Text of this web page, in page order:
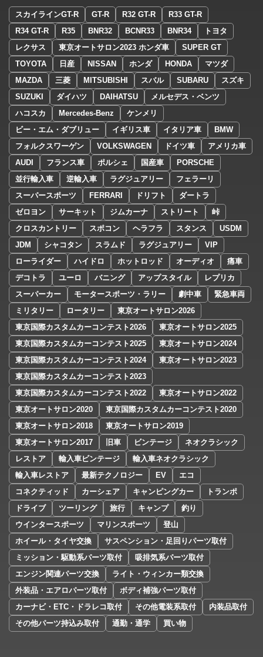
スカイラインGT-R GT-R R32 GT-R
R33 GT-R
R34 GT-R
R35 BNR32 BCNR33 BNR34
トヨタ
レクサス
東京オートサロン2023 ホンダ車
SUPER GT
TOYOTA
日産 NISSAN ホンダ HONDA
マツダ
MAZDA
三菱 MITSUBISHI スバル SUBARU
スズキ
SUZUKI
ダイハツ DAIHATSU
メルセデス・ベンツ
ハコスカ
Mercedes-Benz
ケンメリ
ビー・エム・ダブリュー
イギリス車 イタリア車
BMW
フォルクスワーゲン
VOLKSWAGEN ドイツ車
アメリカ車
AUDI
フランス車 ポルシェ 国産車
PORSCHE
並行輸入車
逆輸入車 ラグジュアリー
フェラーリ
スーパースポーツ
FERRARI ドリフト
ダートラ
ゼロヨン
サーキット ジムカーナ ストリート
峠
クロスカントリー
スポコン ヘラフラ スタンス
USDM
JDM
シャコタン スラムド ラグジュアリー
VIP
ローライダー
ハイドロ ホットロッド オーディオ
痛車
デコトラ
ユーロ バニング アップスタイル
レプリカ
スーパーカー
モータースポーツ・ラリー 劇中車
緊急車両
ミリタリー
ロータリー
東京オートサロン2026
東京国際カスタムカーコンテスト2026
東京オートサロン2025
東京国際カスタムカーコンテスト2025
東京オートサロン2024
東京国際カスタムカーコンテスト2024
東京オートサロン2023
東京国際カスタムカーコンテスト2023
東京国際カスタムカーコンテスト2022
東京オートサロン2022
東京オートサロン2020
東京国際カスタムカーコンテスト2020
東京オートサロン2018
東京オートサロン2019
東京オートサロン2017
旧車 ビンテージ
ネオクラシック
レストア
輸入車ビンテージ
輸入車ネオクラシック
輸入車レストア
最新テクノロジー EV
エコ
コネクティッド
カーシェア キャンピングカー
トランポ
ドライブ
ツーリング 旅行 キャンプ
釣り
ウインタースポーツ
マリンスポーツ
登山
ホイール・タイヤ交換
サスペンション・足回りパーツ取付
ミッション・駆動系パーツ取付
吸排気系パーツ取付
エンジン関連パーツ交換
ライト・ウィンカー類交換
外装品・エアロパーツ取付
ボディ補強パーツ取付
カーナビ・ETC・ドラレコ取付
その他電装系取付
内装品取付
その他パーツ持込み取付
通勤・通学 買い物